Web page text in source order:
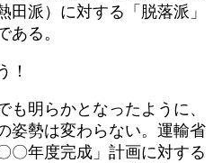
派）に対する「脱落派」
ある。
！
明らかとなったように、
姿勢は変わらない。運輸省
〇年度完成」計画に対する